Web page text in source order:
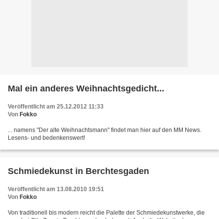
Mal ein anderes Weihnachtsgedicht...
Veröffentlicht am 25.12.2012 11:33
Von Fokko
... namens "Der alte Weihnachtsmann" findet man hier auf den MM News.
Lesens- und bedenkenswert!
Schmiedekunst in Berchtesgaden
Veröffentlicht am 13.08.2010 19:51
Von Fokko
Von traditionell bis modern reicht die Palette der Schmiedekunstwerke, die